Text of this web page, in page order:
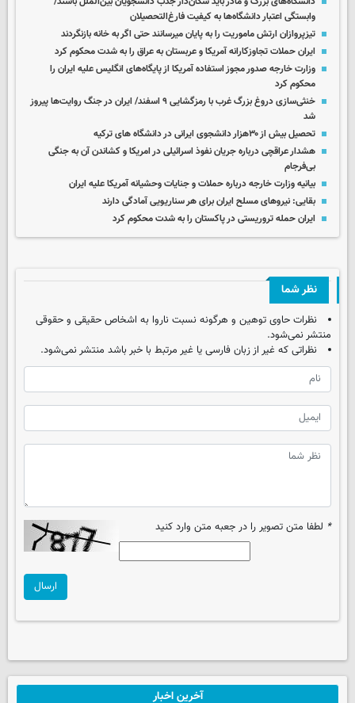
وابستگی اعتبار دانشگاه‌ها به کیفیت فارغ‌التحصیلان
تیزپروازان ارتش ماموریت را به پایان میرسانند حتی اگر به خانه بازنگردند
ایران حملات تجاوزکارانه آمریکا و عربستان به عراق را به شدت محکوم کرد
وزارت خارجه صدور مجوز استفاده آمریکا از پایگاه‌های انگلیس علیه ایران را
محکوم کرد
خنثی‌سازی دروغ بزرگ غرب با رمزگشایی ۹ اسفند/ ایران در جنگ روایت‌ها پیروز
شد
تحصیل بیش از ۳۰هزار دانشجوی ایرانی در دانشگاه های ترکیه
هشدار عراقچی درباره جریان نفوذ اسرائیلی در امریکا و کشاندن آن به جنگی
بی‌فرجام
بیانیه وزارت خارجه درباره حملات و جنایات وحشیانه آمریکا علیه ایران
بقایی: نیروهای مسلح ایران برای هر سناریویی آمادگی دارند
ایران حمله تروریستی در پاکستان را به شدت محکوم کرد
نظر شما
نظرات حاوی توهین و هرگونه نسبت ناروا به اشخاص حقیقی و حقوقی
منتشر نمی‌شود.
نظراتی که غیر از زبان فارسی یا غیر مرتبط با خبر باشد منتشر نمی‌شود.
* لطفا متن تصویر را در جعبه متن وارد کنید
ارسال
آخرین اخبار